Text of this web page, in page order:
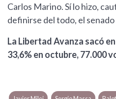
Carlos Marino. Sí lo hizo,
definirse del todo, el
La Libertad Avanza sacó
33,6% en octubre, 77.000